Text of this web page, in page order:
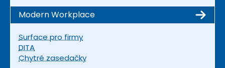
Modern Workplace
Surface pro firmy
DITA
Chytré zasedačky